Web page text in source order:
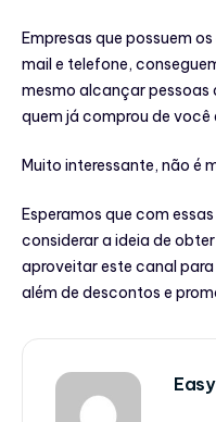
Empresas que possuem
mail e telefone,
mesmo alcançar pessoas
quem já comprou de
Muito interessante, não é
Esperamos que com
considerar a ideia de
aproveitar este canal
além de descontos e